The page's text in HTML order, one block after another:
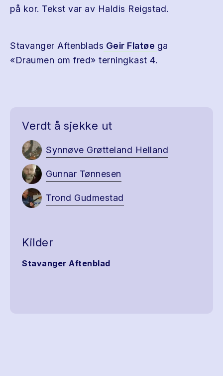
på kor. Tekst var av Haldis Reigstad.
Stavanger Aftenblads Geir Flatøe ga
«Draumen om fred» terningkast 4.
Verdt å sjekke ut
Synnøve Grøtteland Helland
Gunnar Tønnesen
Trond Gudmestad
Kilder
Stavanger Aftenblad